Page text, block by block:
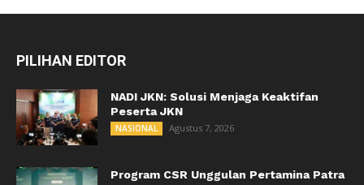
PILIHAN EDITOR
NADI JKN: Solusi Menjaga Keaktifan
Peserta JKN
NASIONAL Agustus 7, 2026
Program CSR Unggulan Pertamina Patra